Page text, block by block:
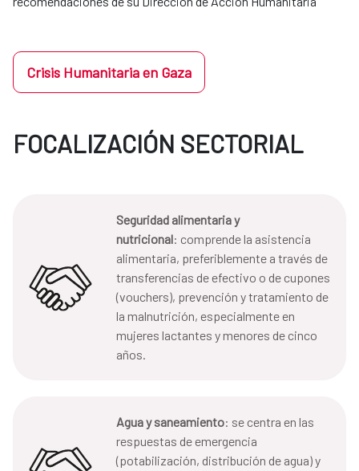
Crisis Humanitaria en Gaza
FOCALIZACIÓN SECTORIAL
Seguridad alimentaria y
nutricional: comprende la asistencia
alimentaria, preferiblemente a través de
transferencias de efectivo o de cupones
(vouchers), prevención y tratamiento de
la malnutrición, especialmente en
mujeres lactantes y menores de cinco
años.
Agua y saneamiento: se centra en las
respuestas de emergencia
(potabilización, distribución de agua) y